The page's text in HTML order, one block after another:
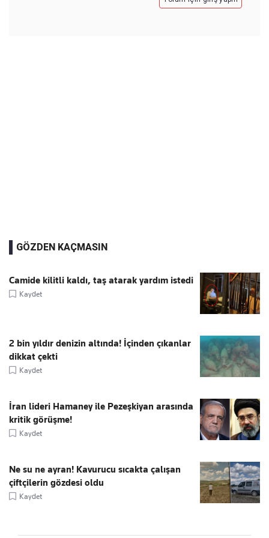
GÖZDEN KAÇMASIN
Camide kilitli kaldı, taş atarak yardım istedi
Kaydet
2 bin yıldır denizin altında! İçinden çıkanlar
dikkat çekti
Kaydet
İran lideri Hamaney ile Pezeşkiyan arasında
kritik görüşme!
Kaydet
Ne su ne ayran! Kavurucu sıcakta çalışan
çiftçilerin gözdesi oldu
Kaydet